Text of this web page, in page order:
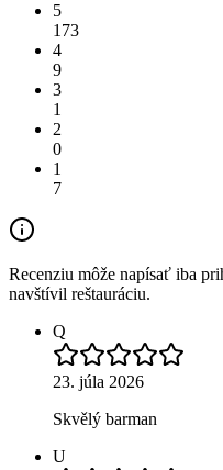
5
173
4
9
3
1
2
0
1
7
Recenziu môže napísať iba
navštívil reštauráciu.
Q
23. júla 2026
Skvělý barman
U